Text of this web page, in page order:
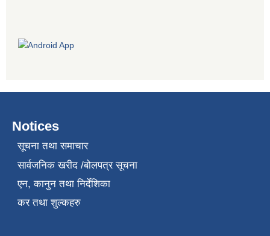
Notices
सूचना तथा समाचार
सार्वजनिक खरीद /बोलपत्र सूचना
एन, कानुन तथा निर्देशिका
कर तथा शुल्कहरु